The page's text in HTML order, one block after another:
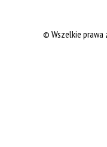
© Wszelkie prawa